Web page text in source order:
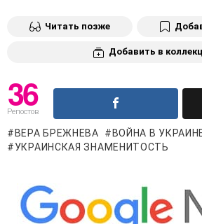
Читать позже
Добавить в
36
Репостов
ВЕРА БРЕЖНЕВА
ВОЙНА В
УКРАИНСКАЯ ЗНАМЕНИТОСТЬ